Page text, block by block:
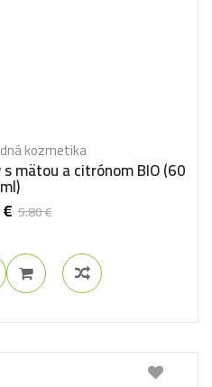
kozmetika
mätou a citrónom BIO (60
ml)
5.80€
€